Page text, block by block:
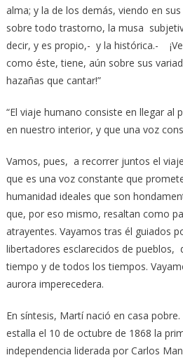
alma; y la de los demás, viendo en
sobre todo trastorno, la musa
decir, y es propio,- y la histórica.-
como éste, tiene, aún sobre sus
hazañas que cantar!”
“El viaje humano consiste en llegar al
en nuestro interior, y que una voz
Vamos, pues, a recorrer juntos el
que es una voz constante que
humanidad ideales que son
que, por eso mismo, resaltan como
atrayentes. Vayamos tras él guiados
libertadores esclarecidos de pueblos,
tiempo y de todos los tiempos.
aurora imperecedera.
En síntesis, Martí nació en casa
estalla el 10 de octubre de 1868 la
independencia liderada por Carlos